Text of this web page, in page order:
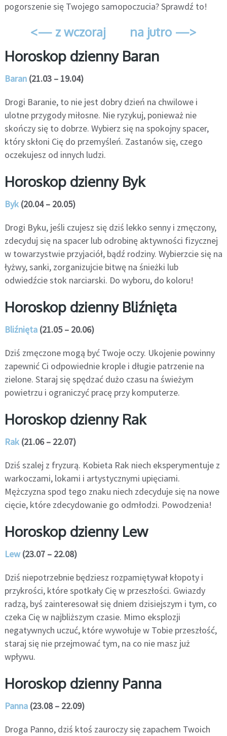
pogorszenie się Twojego samopoczucia? Sprawdź to!
<— z wczoraj na jutro —>
Horoskop dzienny Baran
Baran(21.03 – 19.04)
Drogi Baranie, to nie jest dobry dzień na chwilowe i
ulotne przygody miłosne. Nie ryzykuj, ponieważ nie
skończy się to dobrze. Wybierz się na spokojny spacer,
który skłoni Cię do przemyśleń. Zastanów się, czego
oczekujesz od innych ludzi.
Horoskop dzienny Byk
Byk(20.04 – 20.05)
Drogi Byku, jeśli czujesz się dziś lekko senny i zmęczony,
zdecyduj się na spacer lub odrobinę aktywności fizycznej
w towarzystwie przyjaciół, bądź rodziny. Wybierzcie się na
łyżwy, sanki, zorganizujcie bitwę na śnieżki lub
odwiedźcie stok narciarski. Do wyboru, do koloru!
Horoskop dzienny Bliźnięta
Bliźnięta(21.05 – 20.06)
Dziś zmęczone mogą być Twoje oczy. Ukojenie powinny
zapewnić Ci odpowiednie krople i długie patrzenie na
zielone. Staraj się spędzać dużo czasu na świeżym
powietrzu i ograniczyć pracę przy komputerze.
Horoskop dzienny Rak
Rak(21.06 – 22.07)
Dziś szalej z fryzurą. Kobieta Rak niech eksperymentuje z
warkoczami, lokami i artystycznymi upięciami.
Mężczyzna spod tego znaku niech zdecyduje się na nowe
cięcie, które zdecydowanie go odmłodzi. Powodzenia!
Horoskop dzienny Lew
Lew(23.07 – 22.08)
Dziś niepotrzebnie będziesz rozpamiętywał kłopoty i
przykrości, które spotkały Cię w przeszłości. Gwiazdy
radzą, byś zainteresował się dniem dzisiejszym i tym, co
czeka Cię w najbliższym czasie. Mimo eksplozji
negatywnych uczuć, które wywołuje w Tobie przeszłość,
staraj się nie przejmować tym, na co nie masz już
wpływu.
Horoskop dzienny Panna
Panna(23.08 – 22.09)
Droga Panno, dziś ktoś zauroczy się zapachem Twoich